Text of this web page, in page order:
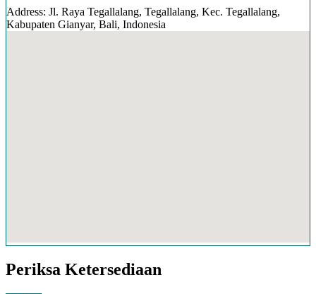
Address: Jl. Raya Tegallalang, Tegallalang, Kec. Tegallalang,
Kabupaten Gianyar, Bali, Indonesia
Periksa Ketersediaan